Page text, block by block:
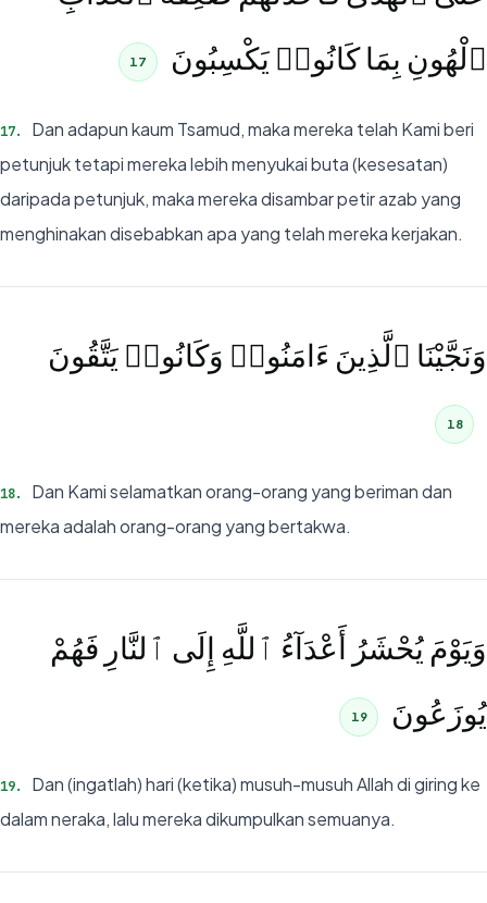
ٱلْهُونِ بِمَا كَانُوا۟ يَكْسِبُونَ
17
17.
Dan adapun kaum Tsamud, maka mereka telah Kami beri
petunjuk tetapi mereka lebih menyukai buta (kesesatan)
daripada petunjuk, maka mereka disambar petir azab yang
menghinakan disebabkan apa yang telah mereka kerjakan.
وَنَجَّيْنَا ٱلَّذِينَ ءَامَنُوا۟ وَكَانُوا۟ يَتَّقُونَ
18
18.
Dan Kami selamatkan orang-orang yang beriman dan
mereka adalah orang-orang yang bertakwa.
وَيَوْمَ يُحْشَرُ أَعْدَآءُ ٱللَّهِ إِلَى ٱلنَّارِ فَهُمْ
يُوزَعُونَ
19
19.
Dan (ingatlah) hari (ketika) musuh-musuh Allah di giring ke
dalam neraka, lalu mereka dikumpulkan semuanya.